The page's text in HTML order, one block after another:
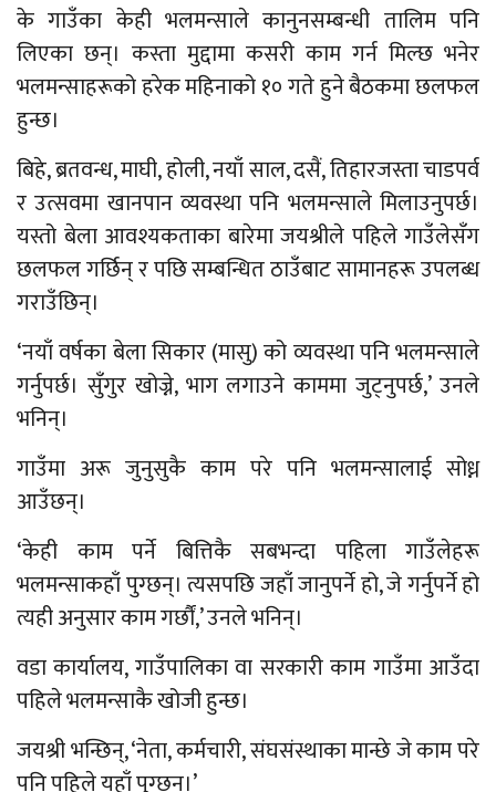
के गाउँका केही भलमन्साले कानुनसम्बन्धी तालिम पनि
लिएका छन्। कस्ता मुद्दामा कसरी काम गर्न मिल्छ भनेर
भलमन्साहरूको हरेक महिनाको १० गते हुने बैठकमा छलफल
हुन्छ।
बिहे, ब्रतवन्ध, माघी, होली, नयाँ साल, दसैं, तिहारजस्ता चाडपर्व
र उत्सवमा खानपान व्यवस्था पनि भलमन्साले मिलाउनुपर्छ।
यस्तो बेला आवश्यकताका बारेमा जयश्रीले पहिले गाउँलेसँग
छलफल गर्छिन् र पछि सम्बन्धित ठाउँबाट सामानहरू उपलब्ध
गराउँछिन्।
‘नयाँ वर्षका बेला सिकार (मासु) को व्यवस्था पनि भलमन्साले
गर्नुपर्छ। सुँगुर खोज्ने, भाग लगाउने काममा जुट्नुपर्छ,’ उनले
भनिन्।
गाउँमा अरू जुनुसुकै काम परे पनि भलमन्सालाई सोध्न
आउँछन्।
‘केही काम पर्ने बित्तिकै सबभन्दा पहिला गाउँलेहरू
भलमन्साकहाँ पुग्छन्। त्यसपछि जहाँ जानुपर्ने हो, जे गर्नुपर्ने हो
त्यही अनुसार काम गर्छौं,’ उनले भनिन्।
वडा कार्यालय, गाउँपालिका वा सरकारी काम गाउँमा आउँदा
पहिले भलमन्साकै खोजी हुन्छ।
जयश्री भन्छिन्, ‘नेता, कर्मचारी, संघसंस्थाका मान्छे जे काम परे
पनि पहिले यहाँ पुग्छन्।’